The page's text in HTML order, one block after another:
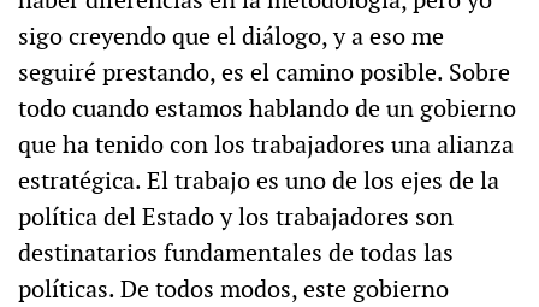
sigo creyendo que el diálogo, y a eso me
seguiré prestando, es el camino posible. Sobre
todo cuando estamos hablando de un gobierno
que ha tenido con los trabajadores una alianza
estratégica. El trabajo es uno de los ejes de la
política del Estado y los trabajadores son
destinatarios fundamentales de todas las
políticas. De todos modos, este gobierno